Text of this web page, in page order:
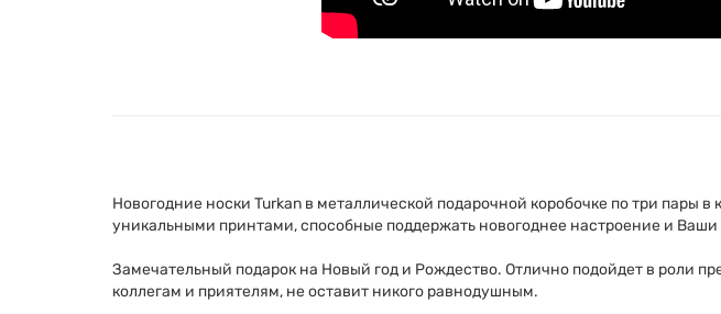
Новогодние носки Turkan в металлической подарочной коробочке по три пары в
уникальными принтами, способные поддержать новогоднее настроение и
Замечательный подарок на Новый год и Рождество. Отлично подойдет в роли
коллегам и приятелям, не оставит никого равнодушным.